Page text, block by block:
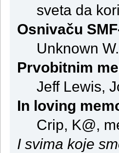
sveta da
Osnivaču
Unknown
Prvobitnim
Jeff Lewis,
In loving
Crip, K@,
I svima koje